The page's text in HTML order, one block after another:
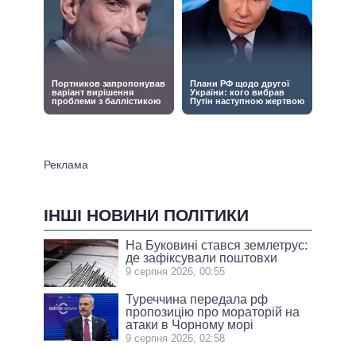
ІНШІ НОВИНИ ПОЛІТИКИ
На Буковині стався землетрус:
де зафіксували поштовхи
9 серпня 2026, 00:55
Туреччина передала рф
пропозицію про мораторій на
атаки в Чорному морі
9 серпня 2026, 02:58